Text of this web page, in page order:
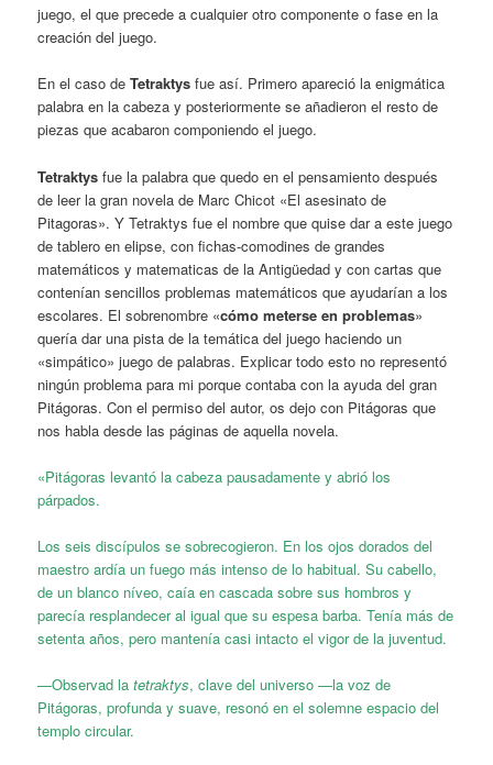
juego, el que precede a cualquier otro componente o fase en la
creación del juego.
En el caso deTetraktys fue así. Primero apareció la enigmática
palabra en la cabeza y posteriormente se añadieron el resto de
piezas que acabaron componiendo el juego.
Tetraktys fue la palabra que quedo en el pensamiento después
de leer la gran novela de Marc Chicot «El asesinato de
Pitagoras». Y Tetraktys fue el nombre que quise dar a este juego
de tablero en elipse, con fichas-comodines de grandes
matemáticos y matematicas de la Antigüedad y con cartas que
contenían sencillos problemas matemáticos que ayudarían a los
escolares. El sobrenombre «cómo meterse en problemas»
quería dar una pista de la temática del juego haciendo un
«simpático» juego de palabras. Explicar todo esto no representó
ningún problema para mi porque contaba con la ayuda del gran
Pitágoras. Con el permiso del autor, os dejo con Pitágoras que
nos habla desde las páginas de aquella novela.
«Pitágoras levantó la cabeza pausadamente y abrió los
párpados.
Los seis discípulos se sobrecogieron. En los ojos dorados del
maestro ardía un fuego más intenso de lo habitual. Su cabello,
de un blanco níveo, caía en cascada sobre sus hombros y
parecía resplandecer al igual que su espesa barba. Tenía más de
setenta años, pero mantenía casi intacto el vigor de la juventud.
—Observad la tetraktys, clave del universo —la voz de
Pitágoras, profunda y suave, resonó en el solemne espacio del
templo circular.